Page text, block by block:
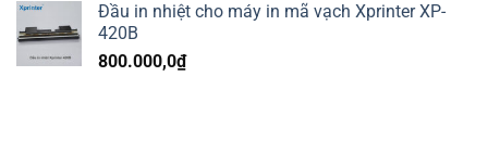
Đầu in nhiệt cho máy in mã vạch Xprinter XP-
420B
800.000,0₫